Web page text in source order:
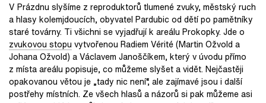
V Prázdnu slyšíme z reproduktorů tlumené zvuky, městský ruch
a hlasy kolemjdoucích, obyvatel Pardubic od dětí po pamětníky
staré továrny. Ti všichni se vyjadřují k areálu Prokopky. Jde o
zvukovou stopu vytvořenou Radiem Vérité (Martin Ožvold a
Johana Ožvold) a Václavem Janoščíkem, který v úvodu přímo
z místa areálu popisuje, co můžeme slyšet a vidět. Nejčastěji
opakovanou větou je „tady nic není“, ale zajímavé jsou i další
postřehy místních. Ze všech hlasů a názorů si pak můžeme asi